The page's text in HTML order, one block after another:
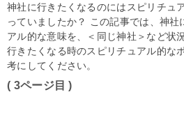
神社に行きたくなるのにはスピリチュ
っていましたか？ この記事では、神社
アル的な意味を、＜同じ神社＞など状
行きたくなる時のスピリチュアル的な
考にしてください。
( 3ページ目 )